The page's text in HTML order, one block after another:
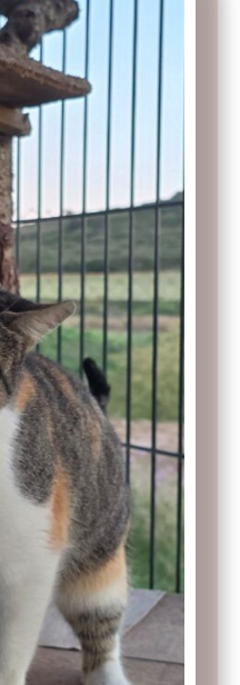
Tarifas
Servicios
Recogida de gatos
Contacto